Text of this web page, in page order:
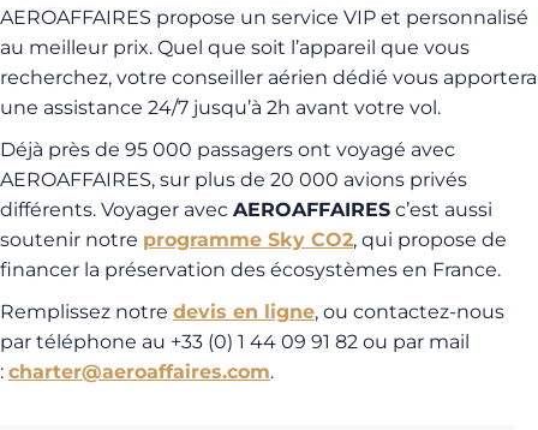
AEROAFFAIRES propose un service VIP et personnalisé
au meilleur prix. Quel que soit l’appareil que vous
recherchez, votre conseiller aérien dédié vous apportera
une assistance 24/7 jusqu’à 2h avant votre vol.
Déjà près de 95 000 passagers ont voyagé avec
AEROAFFAIRES, sur plus de 20 000 avions privés
différents. Voyager avec AEROAFFAIRES c’est aussi
soutenir notre programme Sky CO2, qui propose de
financer la préservation des écosystèmes en France.
Remplissez notre devis en ligne, ou contactez-nous
par téléphone au +33 (0) 1 44 09 91 82 ou par mail
: charter@aeroaffaires.com.